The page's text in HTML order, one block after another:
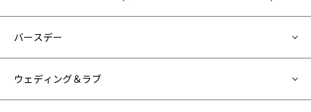
バースデー
ウェディング＆ラブ